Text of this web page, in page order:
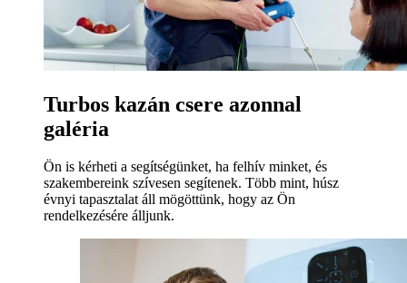
Turbos kazán csere azonnal
galéria
Ön is kérheti a segítségünket, ha felhív minket, és
szakembereink szívesen segítenek. Több mint, húsz
évnyi tapasztalat áll mögöttünk, hogy az Ön
rendelkezésére álljunk.